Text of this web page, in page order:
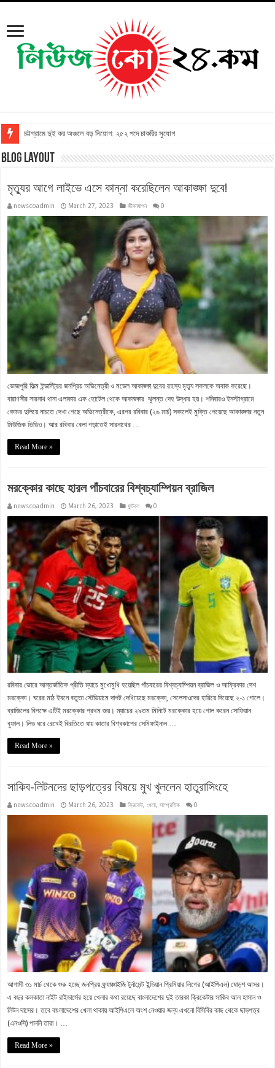
চট্টগ্রামে দুই কর অঞ্চলে বড় নিয়োগ: ২৫২ পদে চাকরির সুযোগ
Blog Layout
মৃত্যুর আগে লাইভে এসে কান্না করেছিলেন আকাঙ্ক্ষা দুবে!
newscoadmin March 27, 2023 জীবনযাপন 0
ভোজপুরি ফিল্ম ইন্ডাস্ট্রির জনপ্রিয় অভিনেত্রী ও মডেল আকাঙ্ক্ষা দুবের রহস্য মৃত্যু সকলকে অবাক করেছে।
বারাণসীর সারনাথ থানা এলাকার এক হোটেল থেকে আকাঙ্ক্ষার ঝুলন্ত দেহ উদ্ধার হয়। শনিবারও ইনস্টাগ্রামে
কোমর দুলিয়ে নাচতে দেখা গেছে অভিনেত্রীকে, এরপর রবিবার (২৬ মার্চ) সকালেই মুক্তি পেয়েছে আকাঙ্ক্ষার নতুন
মিউজিক ভিডিও। আর রবিবার বেলা গড়াতেই সারনাথের …
Read More »
মরক্কোর কাছে হারল পাঁচবারের বিশ্বচ্যাম্পিয়ন ব্রাজিল
newscoadmin March 26, 2023 ফুটবল 0
রবিবার ভোরে আন্তর্জাতিক প্রীতি ম্যাচে মুখোমুখি হয়েছিল পাঁচবারের বিশ্বচ্যাম্পিয়ন ব্রাজিল ও আফ্রিকার দেশ
মরক্কো। ঘরের মাঠ ইবনে বতুতা স্টেডিয়ামে দাপট দেখিয়েছে মরক্কো, সেলেসাওদের হারিয়ে দিয়েছে ২-১ গোলে।
ব্রাজিলের বিপক্ষে এটিই মরক্কোর প্রথম জয়। ম্যাচের ২৯তম মিনিটে মরক্কোর হয়ে গোল করেন সোফিয়ান
বুফাল। লিড ধরে রেখেই বিরতিতে যায় কাতার বিশ্বকাপের সেমিফাইনাল …
Read More »
সাকিব-লিটনদের ছাড়পত্রের বিষয়ে মুখ খুললেন হাতুরাসিংহে
newscoadmin March 26, 2023 ক্রিকেট,খেলা,সাম্প্রতিক 0
আগামী ৩১ মার্চ থেকে শুরু হচ্ছে জনপ্রিয় ফ্র্যাঞ্চাইজি টুর্নামেন্ট ইন্ডিয়ান প্রিমিয়ার লিগের (আইপিএল) ষোড়শ আসর।
এ বছর কলকাতা নাইট রাইডার্সের হয়ে খেলার কথা রয়েছে বাংলাদেশের দুই তারকা ক্রিকেটার সাকিব আল হাসান ও
লিটন দাসের। তবে বাংলাদেশের খেলা থাকায় আইপিএলে অংশ নেওয়ার জন্য এখনো বিসিবির কাছ থেকে ছাড়পত্র
(এনওসি) পাননি তারা। …
Read More »